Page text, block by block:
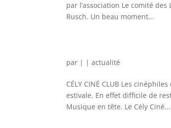
par l’association Le comité
Rusch. Un beau moment...
par | |actualité
CÉLY CINÉ CLUB Les
estivale. En effet difficile de
Musique en tête. Le Cély Ciné...